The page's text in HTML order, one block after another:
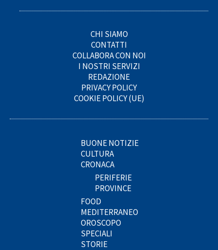
CHI SIAMO
CONTATTI
COLLABORA CON NOI
I NOSTRI SERVIZI
REDAZIONE
PRIVACY POLICY
COOKIE POLICY (UE)
BUONE NOTIZIE
CULTURA
CRONACA
PERIFERIE
PROVINCE
FOOD
MEDITERRANEO
OROSCOPO
SPECIALI
STORIE